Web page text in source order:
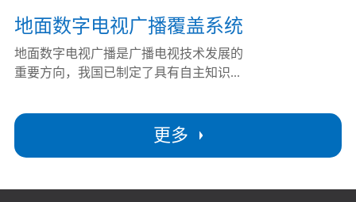
更多
地面数字电视广播覆盖系统
地面数字电视广播是广播电视技术发展的
重要方向，我国已制定了具有自主知识...